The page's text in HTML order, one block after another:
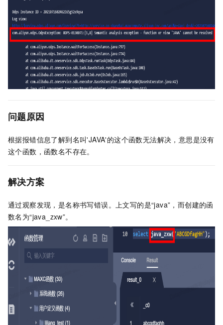
问题原因
根据报错信息了解到名叫'JAVA'的这个函数无法解决，意思是没有
这个函数，函数名不存在。
解决方案
通过观察发现，是名称书写错误。上文写的是“java”，而创建的函
数名为“java_zxw”。